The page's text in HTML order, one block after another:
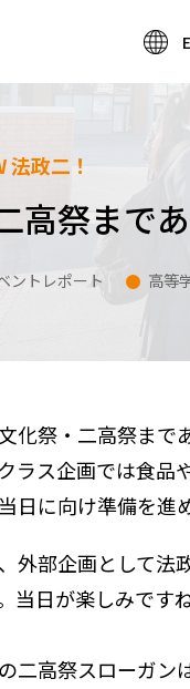
法政二！
高祭まで
ントレポート 高等
化祭・二高祭まで
ラス企画では食品
日に向け準備を進
外部企画として法
当日が楽しみで
二高祭スローガン